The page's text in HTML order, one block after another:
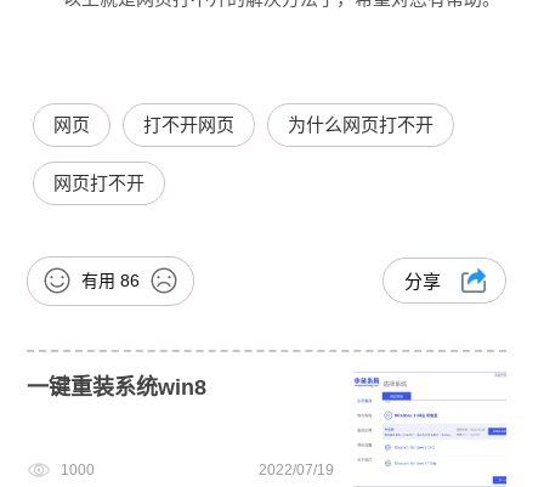
网页 打不开网页 为什么网页打不开
网页打不开
有用 86 分享
一键重装系统win8
1000 2022/07/19